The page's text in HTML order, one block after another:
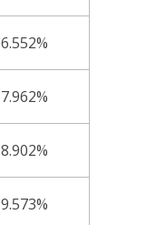
6.552%
7.962%
8.902%
9.573%